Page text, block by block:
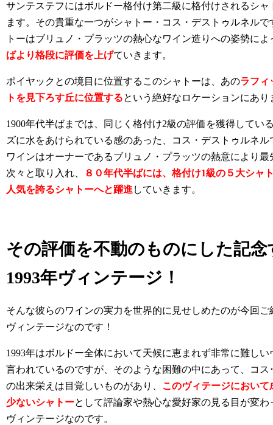
サンテステフにはボルドー格付け第二級に格付けされるシャ
ます。その貴重な一つがシャトー・コス・デストゥルネルで
トーはブリュノ・プラッツの熱心なワイン造りへの姿勢によ
ばより格段に評価を上げていきます。
ポイヤックとの境目に位置するこのシャトーは、あのラフィ
トを見下ろす丘に位置するという絶好なロケーションにあり
1900年代半ばまでは、同じく格付け2級の評価を獲得してい
ズに水をあけられている感のあった、コス・デストゥルネル
ワインはオーナーであるブリュノ・プラッツの熱意により最
次々と取り入れ、
８０年代半ばには、格付け1級の５大シャ
人気を誇るシャトーへと躍進していきます。
その評価を不動のものにした記念
1993年ヴィンテージ！
そんな彼らのワインの実力を世界的に見せしめたのが今回ご
ヴィンテージなのです！
1993年はボルドー全体において天候に恵まれず非常に難し
言われているのですが、そのような困難の中にあって、コス
の出来栄えは目覚しいものがあり、 このヴィテージにおいて
少ないシャトーとして評論家や熱心な愛好家の見る目が変わ
ヴィンテージなのです。